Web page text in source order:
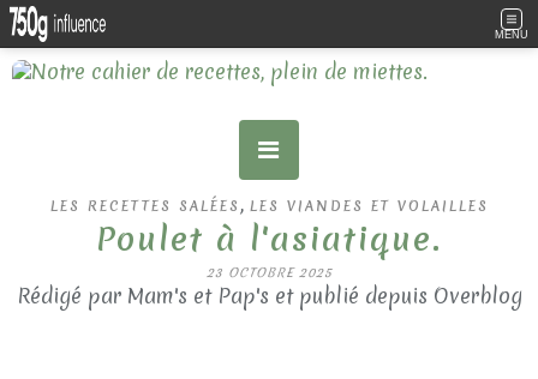
MENU
LES RECETTES SALÉES , LES VIANDES ET VOLAILLES
Poulet à l'asiatique.
23 OCTOBRE 2025
Rédigé par Mam's et Pap's et publié depuis Overblog